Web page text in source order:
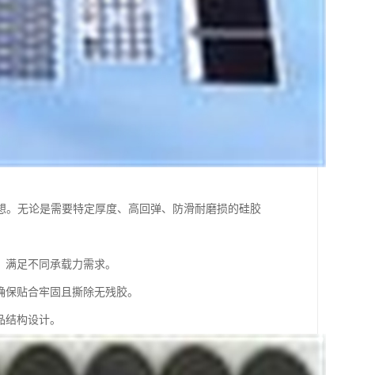
。无论是需要特定厚度、高回弹、防滑耐磨损的硅胶
足不同承载力需求。
贴合牢固且撕除无残胶。
构设计。